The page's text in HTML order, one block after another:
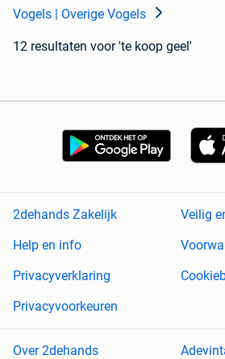
Vogels | Overige Vogels
12 resultaten voor 'te koop geel'
2dehands Zakelijk
Veilig
Help en info
Privacyverklaring
Privacyvoorkeuren
Over 2dehands